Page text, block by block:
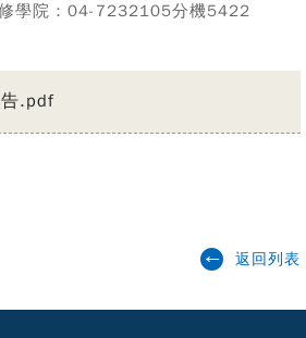
學院：04-7232105分機5422
.pdf
返回列表